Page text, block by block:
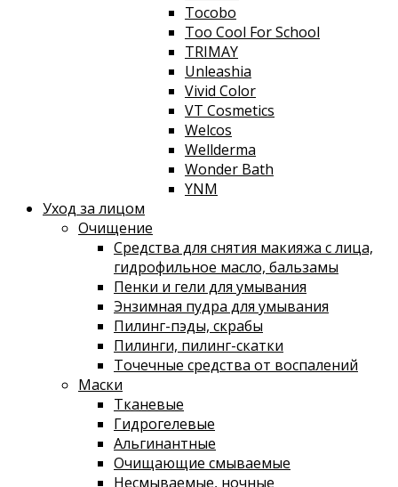
Tocobo
Too Cool For School
TRIMAY
Unleashia
Vivid Color
VT Cosmetics
Welcos
Wellderma
Wonder Bath
YNM
Уход за лицом
Очищение
Средства для снятия макияжа с лица,
гидрофильное масло, бальзамы
Пенки и гели для умывания
Энзимная пудра для умывания
Пилинг-пэды, скрабы
Пилинги, пилинг-скатки
Точечные средства от воспалений
Маски
Тканевые
Гидрогелевые
Альгинантные
Очищающие смываемые
Несмываемые, ночные